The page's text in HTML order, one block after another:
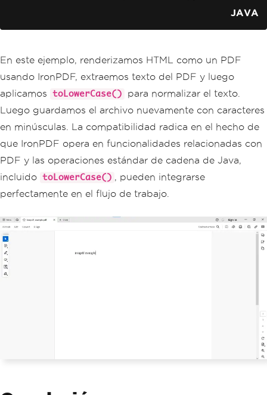
            pdf
.saveAs("ironpdf_exampl
ocessed and saved with lowercase tex
t.");
System.err.println ("An une
xpected exception occurred: "
+ e.getM
}
}
JAVA
En este ejemplo, renderizamos HTML como un PDF
usando IronPDF, extraemos texto del PDF y luego
aplicamos
toLowerCase()
para normalizar el texto.
Luego guardamos el archivo nuevamente con caracteres
en minúsculas. La compatibilidad radica en el hecho de
que IronPDF opera en funcionalidades relacionadas con
PDF y las operaciones estándar de cadena de Java,
incluido toLowerCase() , pueden integrarse
perfectamente en el flujo de trabajo.